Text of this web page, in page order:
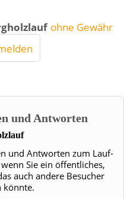
ohne Gewähr
und Antworten
und Antworten zum Lauf-
Sie ein öffentliches,
auch andere Besucher
könnte.